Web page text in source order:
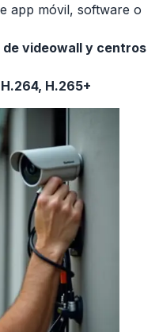
app móvil, software o
de videowall y centros
H.264, H.265+